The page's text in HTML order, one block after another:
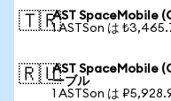
🇹🇷AST SpaceMobile
1 ASTSon は
🇷🇺AST SpaceMobile
ーブル
1 ASTSon は